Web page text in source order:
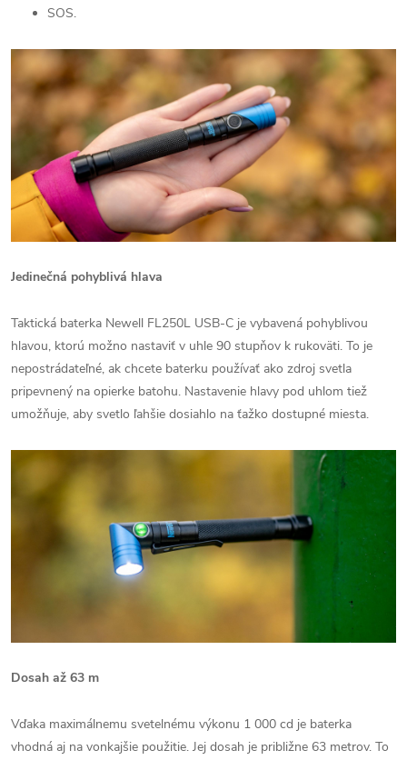
SOS.
Jedinečná pohyblivá hlava
Taktická baterka Newell FL250L USB-C je vybavená pohyblivou
hlavou, ktorú možno nastaviť v uhle 90 stupňov k rukoväti. To je
nepostrádateľné, ak chcete baterku používať ako zdroj svetla
pripevnený na opierke batohu. Nastavenie hlavy pod uhlom tiež
umožňuje, aby svetlo ľahšie dosiahlo na ťažko dostupné miesta.
Dosah až 63 m
Vďaka maximálnemu svetelnému výkonu 1 000 cd je baterka
vhodná aj na vonkajšie použitie. Jej dosah je približne 63 metrov. To